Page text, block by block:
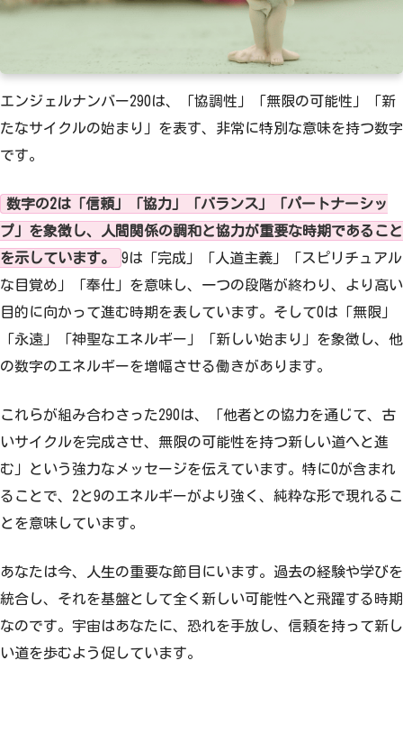
68
73 74
75 76 77 78 79
85 86 87 88 89
90 91 92 93 94
95 96 97 98 99
100
エンジェルナンバー290は、「協調性」「無限の可能性」「新
たなサイクルの始まり」を表す、非常に特別な意味を持つ数字
です。
数字の2は「信頼」「協力」「バランス」「パートナーシッ
プ」を象徴し、人間関係の調和と協力が重要な時期であること
を示しています。
9は「完成」「人道主義」「スピリチュアル
な目覚め」「奉仕」を意味し、一つの段階が終わり、より高い
目的に向かって進む時期を表しています。そして0は「無限」
「永遠」「神聖なエネルギー」「新しい始まり」を象徴し、他
の数字のエネルギーを増幅させる働きがあります。
これらが組み合わさった290は、「他者との協力を通じて、古
いサイクルを完成させ、無限の可能性を持つ新しい道へと進
む」という強力なメッセージを伝えています。特に0が含まれ
ることで、2と9のエネルギーがより強く、純粋な形で現れるこ
とを意味しています。
あなたは今、人生の重要な節目にいます。過去の経験や学びを
統合し、それを基盤として全く新しい可能性へと飛躍する時期
なのです。宇宙はあなたに、恐れを手放し、信頼を持って新し
い道を歩むよう促しています。